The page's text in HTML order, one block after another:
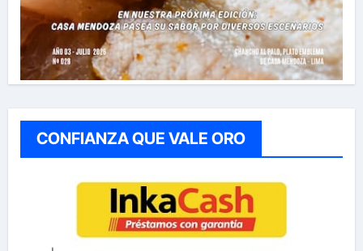
CONFIANZA QUE VALE ORO